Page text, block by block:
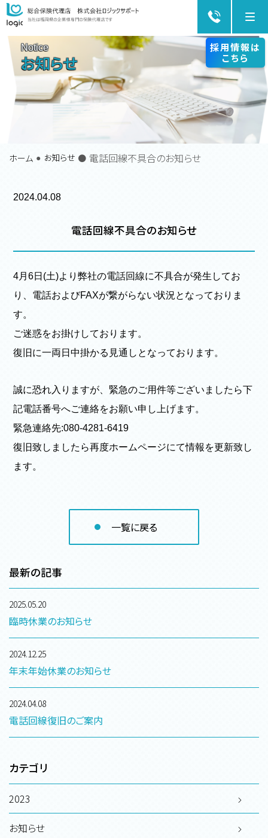
採用情報は
こちら
Notice
お知らせ
ホーム お知らせ ● 電話回線不具合のお知らせ
2024.04.08
電話回線不具合のお知らせ
4月6日(土)より弊社の電話回線に不具合が発生してお
り、電話およびFAXが繋がらない状況となっておりま
す。
ご迷惑をお掛けしております。
復旧に一両日中掛かる見通しとなっております。
誠に恐れ入りますが、緊急のご用件等ございましたら下
記電話番号へご連絡をお願い申し上げます。
緊急連絡先:080-4281-6419
復旧致しましたら再度ホームページにて情報を更新致し
ます。
一覧に戻る
最新の記事
2025.05.20
臨時休業のお知らせ
2024.12.25
年末年始休業のお知らせ
2024.04.08
電話回線復旧のご案内
カテゴリ
2023
お知らせ